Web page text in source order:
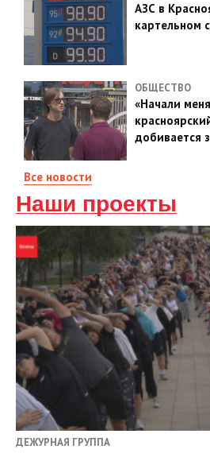
АЗС в
картельном
ОБЩЕСТВО
«Начали
добивается
Все новости
Наши проекты
ДЕЖУРНАЯ ГРУППА